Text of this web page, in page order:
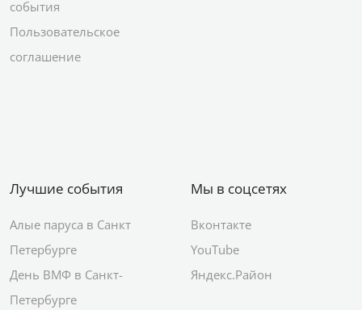
события
Пользовательское
соглашение
Лучшие события
Алые паруса в Санкт
Петербурге
День ВМФ в Санкт-
Петербурге
Мы в соцсетях
Вконтакте
YouTube
Яндекс.Район